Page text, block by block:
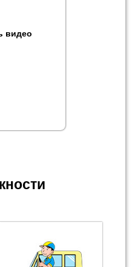
видео